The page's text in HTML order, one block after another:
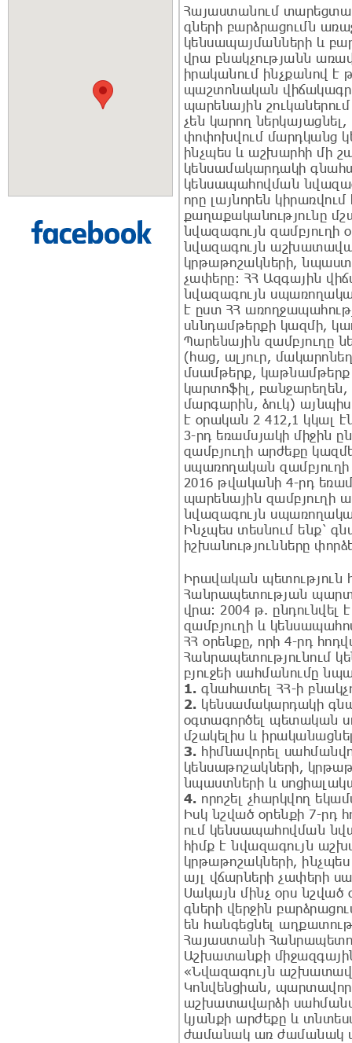
Հայաստանում
գների բարձրացումն
կենսապայմանների և
վրա բնակչությանն
իրականում ինչքանով է
պաշտոնական
պարենային
չեն կարող
փոփոխվում մարդկանց
ինչպես և աշխարհի մի
կենսամակարդակի
կենսապահովման
որը լայնորեն
քաղաքականությունը
նվազագույն զամբյուղի
նվազագույն
կրթաթոշակների,
չափերը: ՀՀ Ազգային
նվազագույն
է ըստ ՀՀ
սննդամթերքի կազմի,
Պարենային զամբյուղը
(հաց, ալյուր,
մսամթերք,
կարտոֆիլ, բանջարեղեն,
մարգարին, ձուկ)
է օրական 2 412,1 կկալ
3-րդ եռամսյակի միջին
զամբյուղի արժեքը
սպառողական զամբյուղի
2016 թվականի 4-րդ
պարենային զամբյուղի
նվազագույն
Ինչպես տեսնում ենք՝
իշխանությունները
Իրավական
Հանրապետության
վրա: 2004 թ.
զամբյուղի և
ՀՀ օրենքը, որի 4-րդ
Հանրապետությունում
բյուջեի սահմանումը
1. գնահատել ՀՀ-ի
2. կենսամակարդակի
օգտագործել պետական
մշակելիս և
3. հիմնավորել
կենսաթոշակների,
նպաստների և
4. որոշել չհարկվող
Իսկ նշված օրենքի 7-րդ
ում կենսապահովման
հիմք է նվազագույն
կրթաթոշակների,
այլ վճարների չափերի
Սակայն մինչ օրս նշված
գների վերջին
են հանգեցնել
Հայաստանի
Աշխատանքի
«Նվազագույն
Կոնվենցիան,
աշխատավարձի
կյանքի արժեքը և
ժամանակ առ ժամանակ